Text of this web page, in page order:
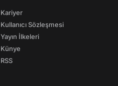
Kariyer
Kullanıcı Sözleşmesi
Yayın İlkeleri
Künye
RSS